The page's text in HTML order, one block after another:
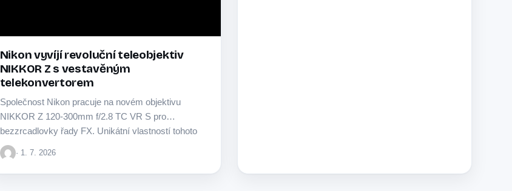
Nikon vyvíjí revoluční teleobjektiv
NIKKOR Z s vestavěným
telekonvertorem
Společnost Nikon pracuje na novém objektivu
NIKKOR Z 120-300mm f/2.8 TC VR S pro
bezzrcadlovky řady FX. Unikátní vlastností tohoto
modelu je…
· 1. 7. 2026